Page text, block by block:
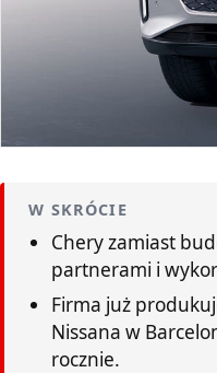
W SKRÓCIE
Chery zamiast
partnerami i
Firma już
Nissana w
rocznie.